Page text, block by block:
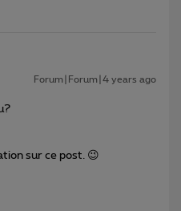
Forum|Forum|4 years ago
sur ce post. 😉